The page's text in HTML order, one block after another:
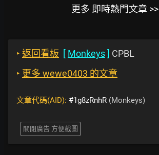
更多 即時熱門文章 >>
‣ 返回看板 [ Monkeys] CPBL
‣ 更多 wewe0403 的文章
文章代碼(AID): #1g8zRnhR (Monkeys)
關閉廣告 方便截圖